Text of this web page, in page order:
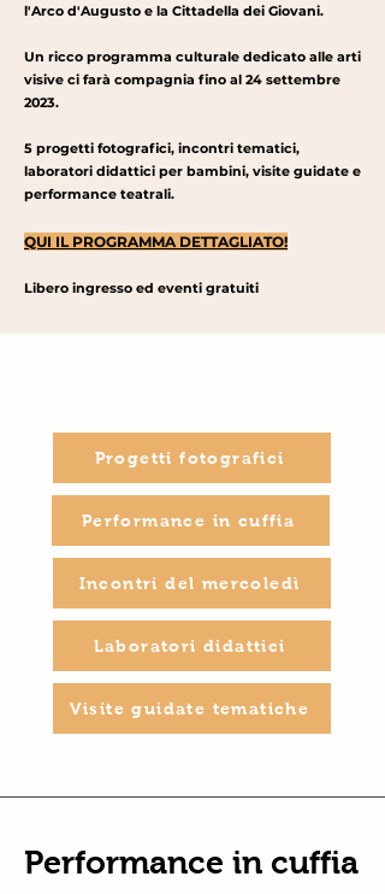
l'Arco d'Augusto e la Cittadella dei Giovani.
Un ricco programma culturale dedicato alle arti
visive ci farà compagnia fino al 24 settembre
2023.
5 progetti fotografici, incontri tematici,
laboratori didattici per bambini, visite guidate e
performance teatrali.
QUI IL PROGRAMMA DETTAGLIATO!
Libero ingresso ed eventi gratuiti
Progetti fotografici
Performance in cuffia
Incontri del mercoledì
Laboratori didattici
Visite guidate tematiche
Performance in cuffia